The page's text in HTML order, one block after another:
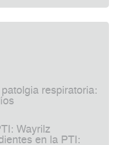
respiratoria:
Wayrilz
en la PTI: